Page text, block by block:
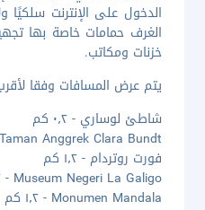
الدخول على الإنترنت سلكيًا
الغرف حمامات خاصة بها
خزنات ومكاتب.
يتم عرض المسافات وفقا لأقرب 0,1
شاطئ لوساري - ٠٫٢ كم
Taman Anggrek Clara Bundt - ٠٫٢ كم
فورت روتردام - ١٫٢ كم
Museum Negeri La Galigo - ١٫٢ كم
Monumen Mandala - ١٫٢ كم